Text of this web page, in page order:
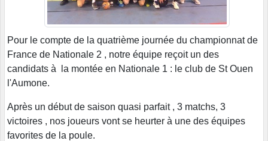
Pour le compte de la quatrième journée du championnat de
France de Nationale 2 , notre équipe reçoit un des
candidats à la montée en Nationale 1 : le club de St Ouen
l'Aumone.
Après un début de saison quasi parfait , 3 matchs, 3
victoires , nos joueurs vont se heurter à une des équipes
favorites de la poule.